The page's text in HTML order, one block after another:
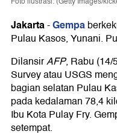
Jakarta-Gempa
Pulau Kasos, Yunani.
DilansirAFP, Rabu (14/
Survey atau USGS
bagian selatan Pulau
pada kedalaman 78,4
Ibu Kota Pulay Fry.
setempat.